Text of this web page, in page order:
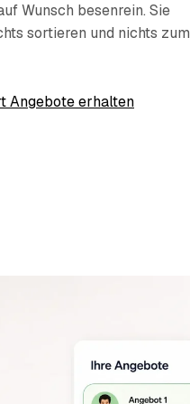
Wunsch besenrein. Sie
sortieren und nichts zum
Angebote erhalten